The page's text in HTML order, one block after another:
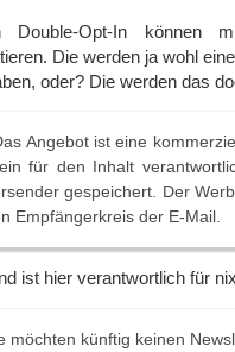
Double-Opt-In können
Die werden ja wohl
oder? Die werden das
Angebot ist eine
für den Inhalt
gespeichert. Der
Empfängerkreis der E-Mail.
ist hier verantwortlich für
möchten künftig keinen